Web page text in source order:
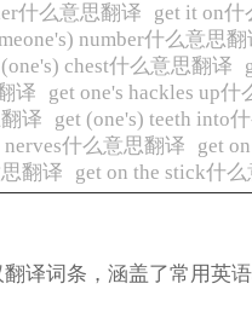
什么意思翻译
get it on
number什么意思翻
chest什么意思翻译
译
get one's hackles up什
译
get (one's) teeth into
nerves什么意思翻译
get
翻译
get on the stick什
译词条，涵盖了常用英